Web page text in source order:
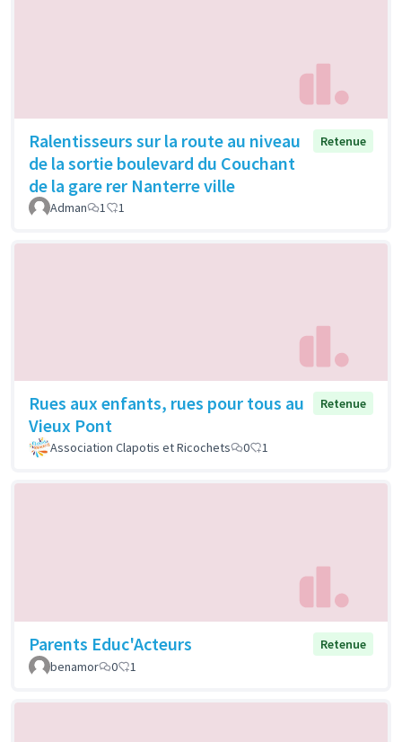
Ralentisseurs sur la route au niveau
de la sortie boulevard du Couchant
de la gare rer Nanterre ville
Retenue
Adman 1 1
Rues aux enfants, rues pour tous au
Vieux Pont
Retenue
Association Clapotis et Ricochets 0 1
Parents Educ'Acteurs
Retenue
benamor
0 1